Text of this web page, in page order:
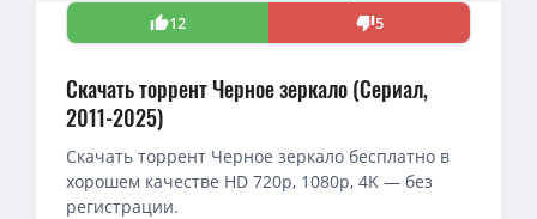
12
5
Скачать торрент Черное зеркало (Сериал,
2011-2025)
Скачать торрент Черное зеркало бесплатно в
хорошем качестве HD 720p, 1080p, 4K — без
регистрации.